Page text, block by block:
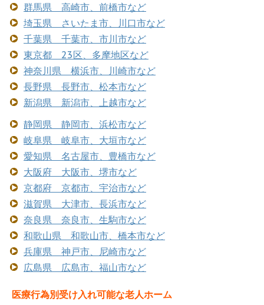
群馬県 高崎市、前橋市など
埼玉県 さいたま市、川口市など
千葉県 千葉市、市川市など
東京都 23区、多摩地区など
神奈川県 横浜市、川崎市など
長野県 長野市、松本市など
新潟県 新潟市、上越市など
静岡県 静岡市、浜松市など
岐阜県 岐阜市、大垣市など
愛知県 名古屋市、豊橋市など
大阪府 大阪市、堺市など
京都府 京都市、宇治市など
滋賀県 大津市、長浜市など
奈良県 奈良市、生駒市など
和歌山県 和歌山市、橋本市など
兵庫県 神戸市、尼崎市など
広島県 広島市、福山市など
医療行為別受け入れ可能な老人ホーム